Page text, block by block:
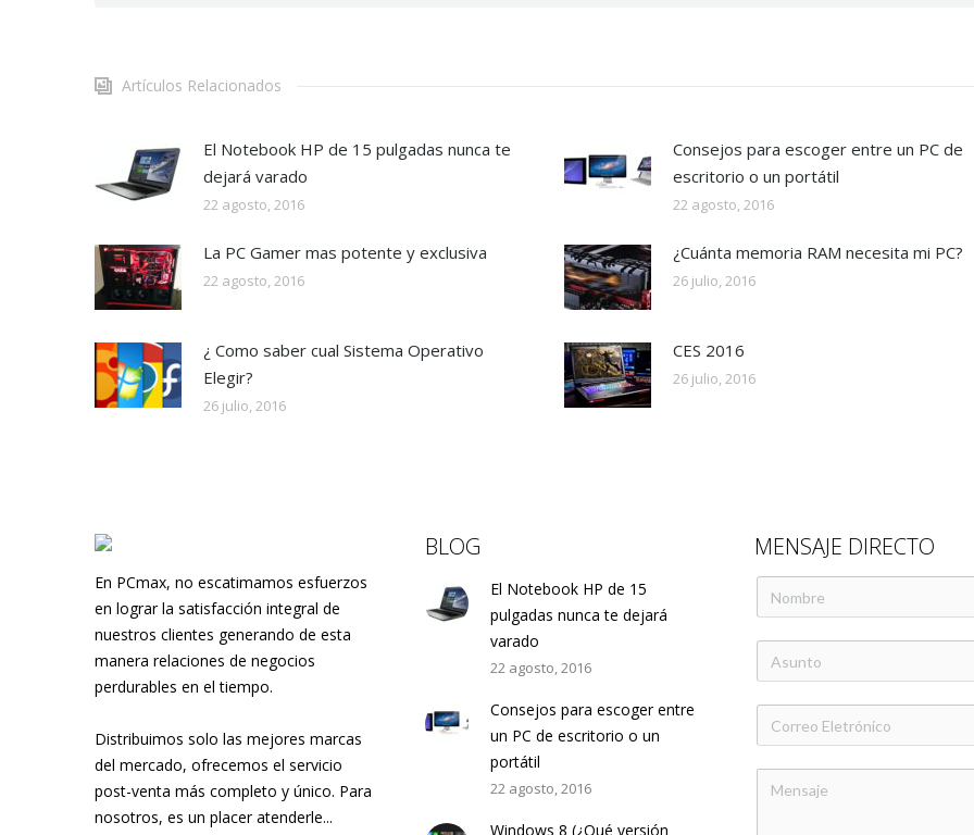
Artículos Relacionados
El Notebook HP de 15 pulgadas nunca te
dejará varado
22 agosto, 2016
Consejos para escoger entre un PC de
escritorio o un portátil
22 agosto, 2016
La PC Gamer mas potente y exclusiva
22 agosto, 2016
¿Cuánta memoria RAM necesita mi PC?
26 julio, 2016
¿ Como saber cual Sistema Operativo
Elegir?
26 julio, 2016
CES 2016
26 julio, 2016
En PCmax, no escatimamos esfuerzos
en lograr la satisfacción integral de
nuestros clientes generando de esta
manera relaciones de negocios
perdurables en el tiempo.
Distribuimos solo las mejores marcas
del mercado, ofrecemos el servicio
post-venta más completo y único. Para
nosotros, es un placer atenderle...
BLOG
El Notebook HP de 15
pulgadas nunca te dejará
varado
22 agosto, 2016
Consejos para escoger entre
un PC de escritorio o un
portátil
22 agosto, 2016
Windows 8 (¿Qué versión
MENSAJE DIRECTO